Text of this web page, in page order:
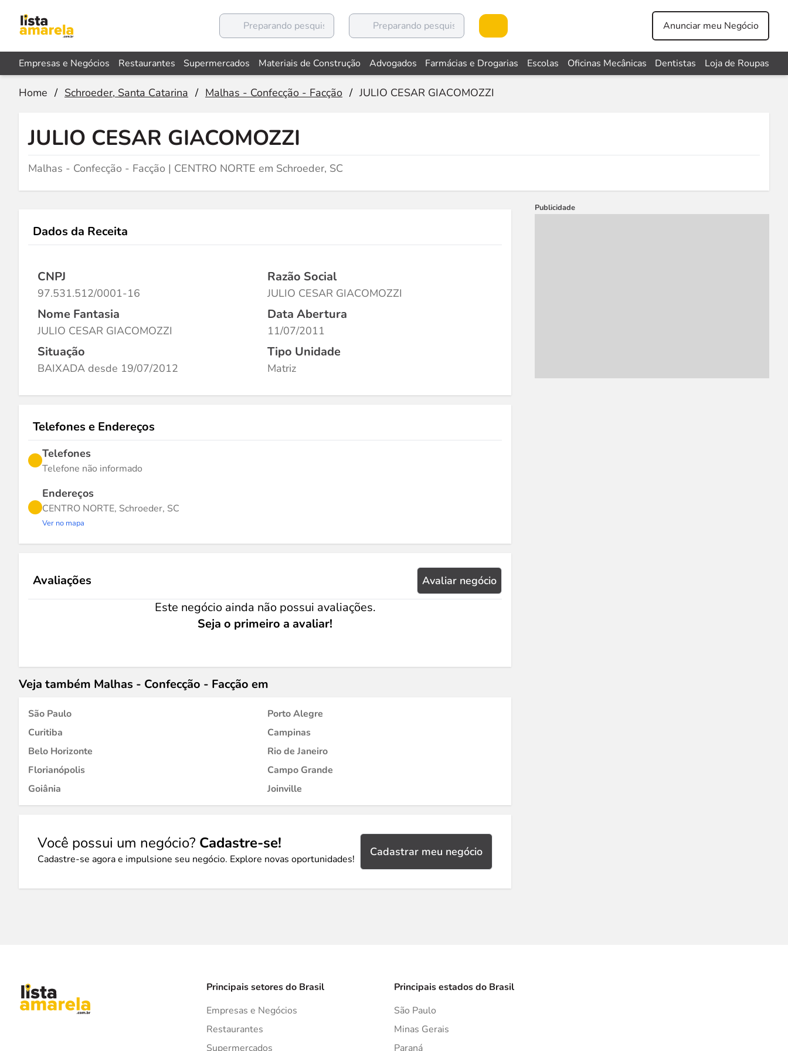
Anunciar meu Negócio
Empresas e Negócios Restaurantes Supermercados Materiais de Construção Advogados Farmácias e Drogarias Escolas Oficinas Mecânicas Dentistas Loja de Roupas
Home / Schroeder, Santa Catarina / Malhas - Confecção - Facção / JULIO CESAR GIACOMOZZI
JULIO CESAR GIACOMOZZI
Malhas - Confecção - Facção | CENTRO NORTE em Schroeder, SC
Dados da Receita
CNPJ
97.531.512/0001-16
Razão Social
JULIO CESAR GIACOMOZZI
Nome Fantasia
JULIO CESAR GIACOMOZZI
Data Abertura
11/07/2011
Situação
BAIXADA desde 19/07/2012
Tipo Unidade
Matriz
Telefones e Endereços
Telefones
Telefone não informado
Endereços
CENTRO NORTE, Schroeder, SC
Ver no mapa
Avaliações Avaliar negócio
Este negócio ainda não possui avaliações.
Seja o primeiro a avaliar!
Veja também Malhas - Confecção - Facção em
São Paulo
Porto Alegre
Curitiba
Campinas
Belo Horizonte
Rio de Janeiro
Florianópolis
Campo Grande
Goiânia
Joinville
Você possui um negócio? Cadastre-se!
Cadastre-se agora e impulsione seu negócio. Explore novas oportunidades!
Cadastrar meu negócio
Publicidade
Principais setores do Brasil
Empresas e Negócios
Restaurantes
Supermercados
Principais estados do Brasil
São Paulo
Minas Gerais
Paraná